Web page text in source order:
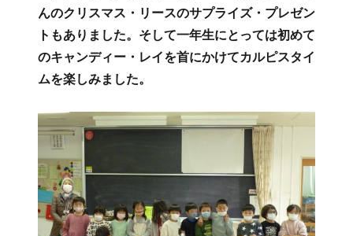
んのクリスマス・リースのサプライズ・プレゼン
トもありました。そして一年生にとっては初めて
のキャンディー・レイを首にかけてカルピスタイ
ムを楽しみました。